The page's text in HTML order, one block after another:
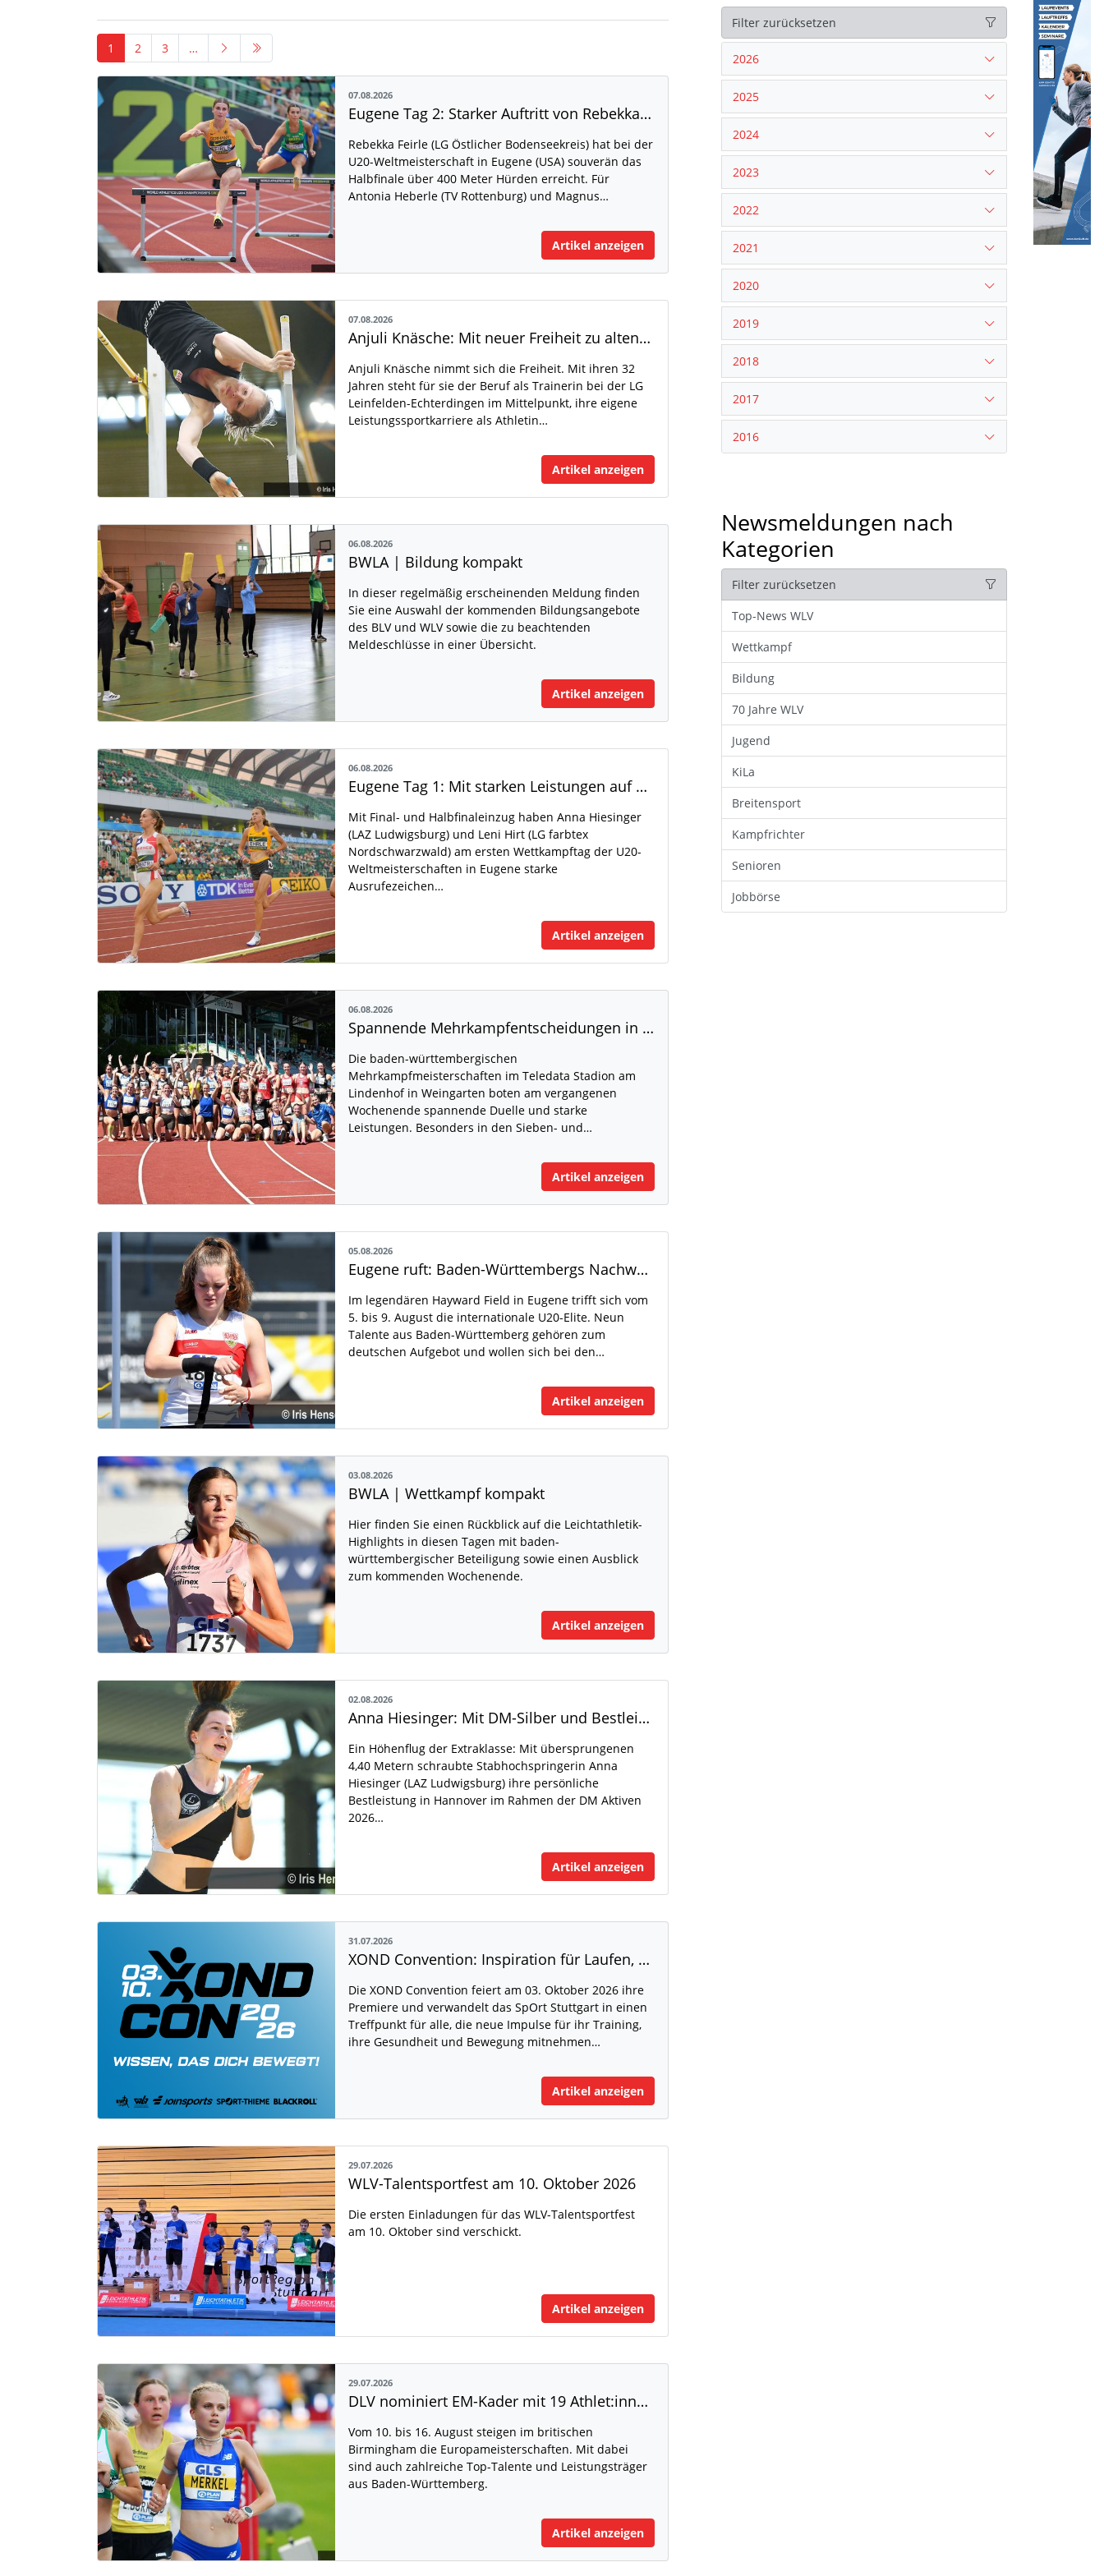
1 2 3 …
07.08.2026
Eugene Tag 2: Starker Auftritt von Rebekka Feirle bei der U20-WM
Rebekka Feirle (LG Östlicher Bodenseekreis) hat bei der
U20-Weltmeisterschaft in Eugene (USA) souverän das
Halbfinale über 400 Meter Hürden erreicht. Für
Antonia Heberle (TV Rottenburg) und Magnus…
Artikel anzeigen
07.08.2026
Anjuli Knäsche: Mit neuer Freiheit zu alten Höhen
Anjuli Knäsche nimmt sich die Freiheit. Mit ihren 32
Jahren steht für sie der Beruf als Trainerin bei der LG
Leinfelden-Echterdingen im Mittelpunkt, ihre eigene
Leistungssportkarriere als Athletin…
Artikel anzeigen
06.08.2026
BWLA | Bildung kompakt
In dieser regelmäßig erscheinenden Meldung finden
Sie eine Auswahl der kommenden Bildungsangebote
des BLV und WLV sowie die zu beachtenden
Meldeschlüsse in einer Übersicht.
Artikel anzeigen
06.08.2026
Eugene Tag 1: Mit starken Leistungen auf der WM-Bühne
Mit Final- und Halbfinaleinzug haben Anna Hiesinger
(LAZ Ludwigsburg) und Leni Hirt (LG farbtex
Nordschwarzwald) am ersten Wettkampftag der U20-
Weltmeisterschaften in Eugene starke
Ausrufezeichen…
Artikel anzeigen
06.08.2026
Spannende Mehrkampfentscheidungen in Weingarten
Die baden-württembergischen
Mehrkampfmeisterschaften im Teledata Stadion am
Lindenhof in Weingarten boten am vergangenen
Wochenende spannende Duelle und starke
Leistungen. Besonders in den Sieben- und…
Artikel anzeigen
05.08.2026
Eugene ruft: Baden-Württembergs Nachwuchs greift nach der Weltspitze
Im legendären Hayward Field in Eugene trifft sich vom
5. bis 9. August die internationale U20-Elite. Neun
Talente aus Baden-Württemberg gehören zum
deutschen Aufgebot und wollen sich bei den…
Artikel anzeigen
03.08.2026
BWLA | Wettkampf kompakt
Hier finden Sie einen Rückblick auf die Leichtathletik-
Highlights in diesen Tagen mit baden-
württembergischer Beteiligung sowie einen Ausblick
zum kommenden Wochenende.
Artikel anzeigen
02.08.2026
Anna Hiesinger: Mit DM-Silber und Bestleistung zur U20-WM
Ein Höhenflug der Extraklasse: Mit übersprungenen
4,40 Metern schraubte Stabhochspringerin Anna
Hiesinger (LAZ Ludwigsburg) ihre persönliche
Bestleistung in Hannover im Rahmen der DM Aktiven
2026…
Artikel anzeigen
31.07.2026
XOND Convention: Inspiration für Laufen, Fitness und Gesundheit
Die XOND Convention feiert am 03. Oktober 2026 ihre
Premiere und verwandelt das SpOrt Stuttgart in einen
Treffpunkt für alle, die neue Impulse für ihr Training,
ihre Gesundheit und Bewegung mitnehmen…
Artikel anzeigen
29.07.2026
WLV-Talentsportfest am 10. Oktober 2026
Die ersten Einladungen für das WLV-Talentsportfest
am 10. Oktober sind verschickt.
Artikel anzeigen
29.07.2026
DLV nominiert EM-Kader mit 19 Athlet:innen aus Baden-Württemberg
Vom 10. bis 16. August steigen im britischen
Birmingham die Europameisterschaften. Mit dabei
sind auch zahlreiche Top-Talente und Leistungsträger
aus Baden-Württemberg.
Artikel anzeigen
Filter zurücksetzen
2026
2025
2024
2023
2022
2021
2020
2019
2018
2017
2016
Newsmeldungen nach
Kategorien
Filter zurücksetzen
Top-News WLV
Wettkampf
Bildung
70 Jahre WLV
Jugend
KiLa
Breitensport
Kampfrichter
Senioren
Jobbörse